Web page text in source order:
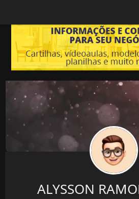
ALYSSON